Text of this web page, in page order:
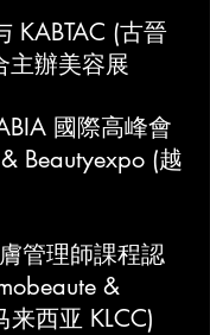
KABTAC (古晉
主辦美容展
國際高峰會
Beautyexpo (越
管理師課程認
&
来西亚 KLCC)